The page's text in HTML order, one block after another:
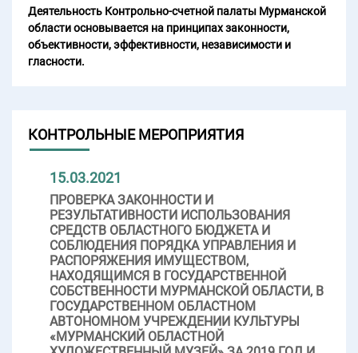
Деятельность Контрольно-счетной палаты Мурманской
области основывается на принципах законности,
объективности, эффективности, независимости и
гласности.
КОНТРОЛЬНЫЕ МЕРОПРИЯТИЯ
15.03.2021
ПРОВЕРКА ЗАКОННОСТИ И
РЕЗУЛЬТАТИВНОСТИ ИСПОЛЬЗОВАНИЯ
СРЕДСТВ ОБЛАСТНОГО БЮДЖЕТА И
СОБЛЮДЕНИЯ ПОРЯДКА УПРАВЛЕНИЯ И
РАСПОРЯЖЕНИЯ ИМУЩЕСТВОМ,
НАХОДЯЩИМСЯ В ГОСУДАРСТВЕННОЙ
СОБСТВЕННОСТИ МУРМАНСКОЙ ОБЛАСТИ, В
ГОСУДАРСТВЕННОМ ОБЛАСТНОМ
АВТОНОМНОМ УЧРЕЖДЕНИИ КУЛЬТУРЫ
«МУРМАНСКИЙ ОБЛАСТНОЙ